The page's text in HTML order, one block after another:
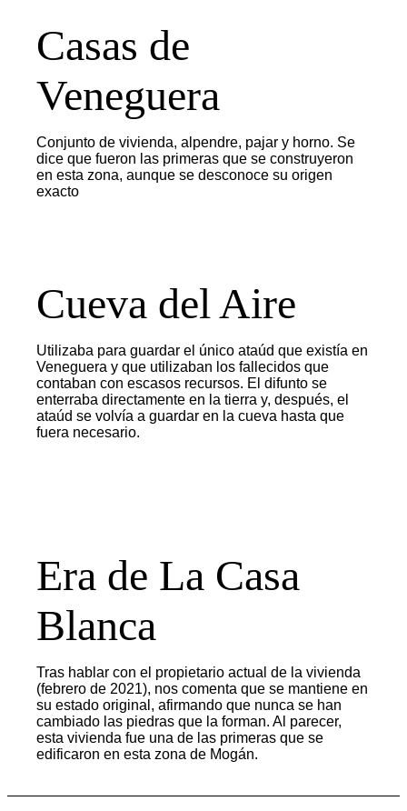
Casas de
Veneguera
Conjunto de vivienda, alpendre, pajar y horno. Se
dice que fueron las primeras que se construyeron
en esta zona, aunque se desconoce su origen
exacto
Cueva del Aire
Utilizaba para guardar el único ataúd que existía en
Veneguera y que utilizaban los fallecidos que
contaban con escasos recursos. El difunto se
enterraba directamente en la tierra y, después, el
ataúd se volvía a guardar en la cueva hasta que
fuera necesario.
Era de La Casa
Blanca
Tras hablar con el propietario actual de la vivienda
(febrero de 2021), nos comenta que se mantiene en
su estado original, afirmando que nunca se han
cambiado las piedras que la forman. Al parecer,
esta vivienda fue una de las primeras que se
edificaron en esta zona de Mogán.